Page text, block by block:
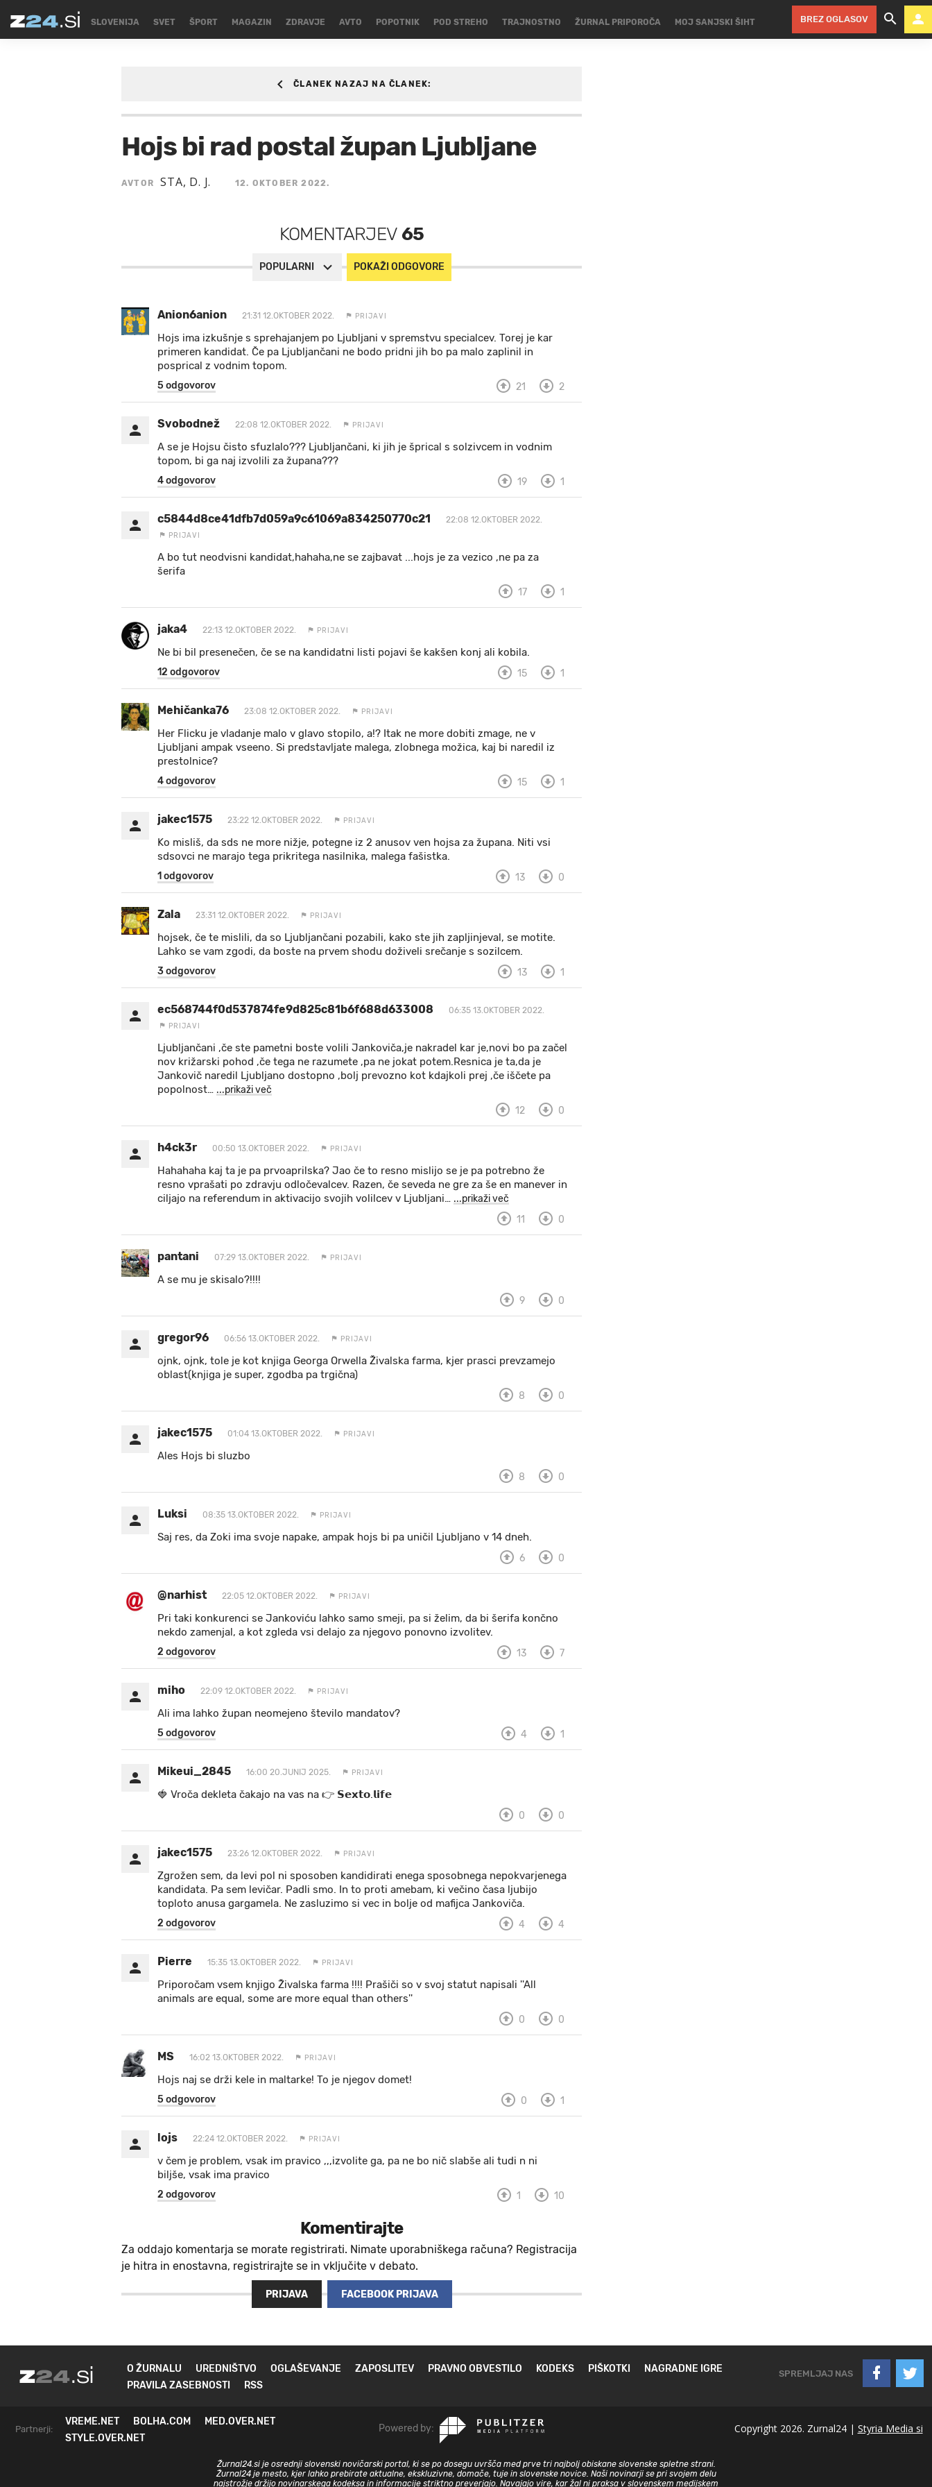
SLOVENIJA SVET ŠPORT MAGAZIN ZDRAVJE AVTO POPOTNIK POD STREHO TRAJNOSTNO ŽURNAL PRIPOROČA MOJ SANJSKI ŠIHT BREZ OGLASOV
Hojs bi rad postal župan Ljubljane
AVTOR STA, D. J. 12. OKTOBER 2022.
ČLANEK NAZAJ NA ČLANEK:
KOMENTARJEV 65
POPULARNI POKAŽI ODGOVORE
Anion6anion 21:31 12.OKTOBER 2022. PRIJAVI
Hojs ima izkušnje s sprehajanjem po Ljubljani v spremstvu specialcev. Torej je kar
primeren kandidat. Če pa Ljubljančani ne bodo pridni jih bo pa malo zaplinil in
posprical z vodnim topom.
5 odgovorov 21 2
Svobodnež 22:08 12.OKTOBER 2022. PRIJAVI
A se je Hojsu čisto sfuzlalo??? Ljubljančani, ki jih je šprical s solzivcem in vodnim
topom, bi ga naj izvolili za župana???
4 odgovorov 19 1
c5844d8ce41dfb7d059a9c61069a834250770c21 22:08 12.OKTOBER 2022.
PRIJAVI
A bo tut neodvisni kandidat,hahaha,ne se zajbavat ...hojs je za vezico ,ne pa za
šerifa
17 1
jaka4 22:13 12.OKTOBER 2022. PRIJAVI
Ne bi bil presenečen, če se na kandidatni listi pojavi še kakšen konj ali kobila.
12 odgovorov 15 1
Mehičanka76 23:08 12.OKTOBER 2022. PRIJAVI
Her Flicku je vladanje malo v glavo stopilo, a!? Itak ne more dobiti zmage, ne v
Ljubljani ampak vseeno. Si predstavljate malega, zlobnega možica, kaj bi naredil iz
prestolnice?
4 odgovorov 15 1
jakec1575 23:22 12.OKTOBER 2022. PRIJAVI
Ko misliš, da sds ne more nižje, potegne iz 2 anusov ven hojsa za župana. Niti vsi
sdsovci ne marajo tega prikritega nasilnika, malega fašistka.
1 odgovorov 13 0
Zala 23:31 12.OKTOBER 2022. PRIJAVI
hojsek, če te mislili, da so Ljubljančani pozabili, kako ste jih zapljinjeval, se motite.
Lahko se vam zgodi, da boste na prvem shodu doživeli srečanje s sozilcem.
3 odgovorov 13 1
ec568744f0d537874fe9d825c81b6f688d633008 06:35 13.OKTOBER 2022.
PRIJAVI
Ljubljančani ,če ste pametni boste volili Jankoviča,je nakradel kar je,novi bo pa začel
nov križarski pohod ,če tega ne razumete ,pa ne jokat potem.Resnica je ta,da je
Jankovič naredil Ljubljano dostopno ,bolj prevozno kot kdajkoli prej ,če iščete pa
popolnost… ...prikaži več
12
0
h4ck3r 00:50 13.OKTOBER 2022. PRIJAVI
Hahahaha kaj ta je pa prvoaprilska? Jao če to resno mislijo se je pa potrebno že
resno vprašati po zdravju odločevalcev. Razen, če seveda ne gre za še en manever in
ciljajo na referendum in aktivacijo svojih volilcev v Ljubljani… ...prikaži več
11
0
pantani 07:29 13.OKTOBER 2022. PRIJAVI
A se mu je skisalo?!!!!
9 0
gregor96 06:56 13.OKTOBER 2022. PRIJAVI
ojnk, ojnk, tole je kot knjiga Georga Orwella Živalska farma, kjer prasci prevzamejo
oblast(knjiga je super, zgodba pa trgična)
8 0
jakec1575 01:04 13.OKTOBER 2022. PRIJAVI
Ales Hojs bi sluzbo
8 0
Luksi 08:35 13.OKTOBER 2022. PRIJAVI
Saj res, da Zoki ima svoje napake, ampak hojs bi pa uničil Ljubljano v 14 dneh.
6 0
@narhist 22:05 12.OKTOBER 2022. PRIJAVI
Pri taki konkurenci se Jankoviću lahko samo smeji, pa si želim, da bi šerifa končno
nekdo zamenjal, a kot zgleda vsi delajo za njegovo ponovno izvolitev.
2 odgovorov 13 7
miho 22:09 12.OKTOBER 2022. PRIJAVI
Ali ima lahko župan neomejeno število mandatov?
5 odgovorov 4 1
Mikeui_2845 16:00 20.JUNIJ 2025. PRIJAVI
🍓 V r o č a d e k l e t a ča k a jo na va s n a 👉 𝗦𝗲𝘅𝘁𝗼.𝗹𝗶𝗳𝗲
0 0
jakec1575 23:26 12.OKTOBER 2022. PRIJAVI
Zgrožen sem, da levi pol ni sposoben kandidirati enega sposobnega nepokvarjenega
kandidata. Pa sem levičar. Padli smo. In to proti amebam, ki večino časa ljubijo
toploto anusa gargamela. Ne zasluzimo si vec in bolje od mafijca Jankoviča.
2 odgovorov 4 4
Pierre 15:35 13.OKTOBER 2022. PRIJAVI
Priporočam vsem knjigo Živalska farma !!!! Prašiči so v svoj statut napisali ''All
animals are equal, some are more equal than others''
0 0
MS 16:02 13.OKTOBER 2022. PRIJAVI
Hojs naj se drži kele in maltarke! To je njegov domet!
5 odgovorov 0 1
lojs 22:24 12.OKTOBER 2022. PRIJAVI
v čem je problem, vsak im pravico ,,,izvolite ga, pa ne bo nič slabše ali tudi n ni
biljše, vsak ima pravico
2 odgovorov 1 10
Komentirajte
Za oddajo komentarja se morate registrirati. Nimate uporabniškega računa? Registracija
je hitra in enostavna, registrirajte se in vključite v debato.
PRIJAVA FACEBOOK PRIJAVA
O ŽURNALU UREDNIŠTVO OGLAŠEVANJE ZAPOSLITEV PRAVNO OBVESTILO KODEKS PIŠKOTKI
NAGRADNE IGRE
PRAVILA ZASEBNOSTI
RSS
SPREMLJAJ NAS
Partnerji:
VREME.NET BOLHA.COM
MED.OVER.NET
STYLE.OVER.NET
Powered by: Copyright 2026. Zurnal24 | Styria Media si
Žurnal24.si je osrednji slovenski novičarski portal, ki se po dosegu uvršča med prve tri najbolj obiskane slovenske spletne strani.
Žurnal24 je mesto, kjer lahko prebirate aktualne, ekskluzivne, domače, tuje in slovenske novice. Naši novinarji se pri svojem delu
najstrožje držijo novinarskega kodeksa in informacije striktno preverjajo. Navajajo vire, kar žal ni praksa v slovenskem medijskem